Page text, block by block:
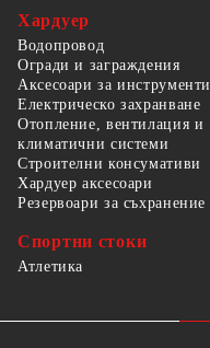
Хардуер
Водопровод
Огради и заграждения
Аксесоари за инструменти
Електрическо захранване
Отопление, вентилация и
климатични системи
Строителни консумативи
Хардуер аксесоари
Резервоари за съхранение
Спортни стоки
Атлетика